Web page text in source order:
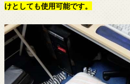
けとしても使用可能です。